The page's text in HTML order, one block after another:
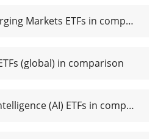
MSCI Emerging Markets ETFs in comparison
(global) in comparison
Artificial Intelligence (AI) ETFs in comparison